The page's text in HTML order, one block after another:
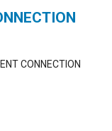
CONNECTION